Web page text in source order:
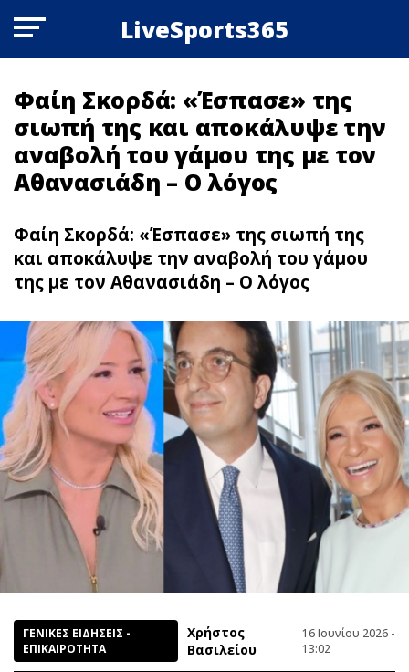
LiveSports365
Φαίη Σκορδά: «Έσπασε» της
σιωπή της και αποκάλυψε την
αναβολή του γάμου της με τον
Αθανασιάδη – Ο λόγος
Φαίη Σκορδά: «Έσπασε» της σιωπή της
και αποκάλυψε την αναβολή του γάμου
της με τον Αθανασιάδη – Ο λόγος
ΓΕΝΙΚΕΣ ΕΙΔΗΣΕΙΣ -
ΕΠΙΚΑΙΡΟΤΗΤΑ
Χρήστος
Βασιλείου
16 Ιουνίου 2026 -
13:02